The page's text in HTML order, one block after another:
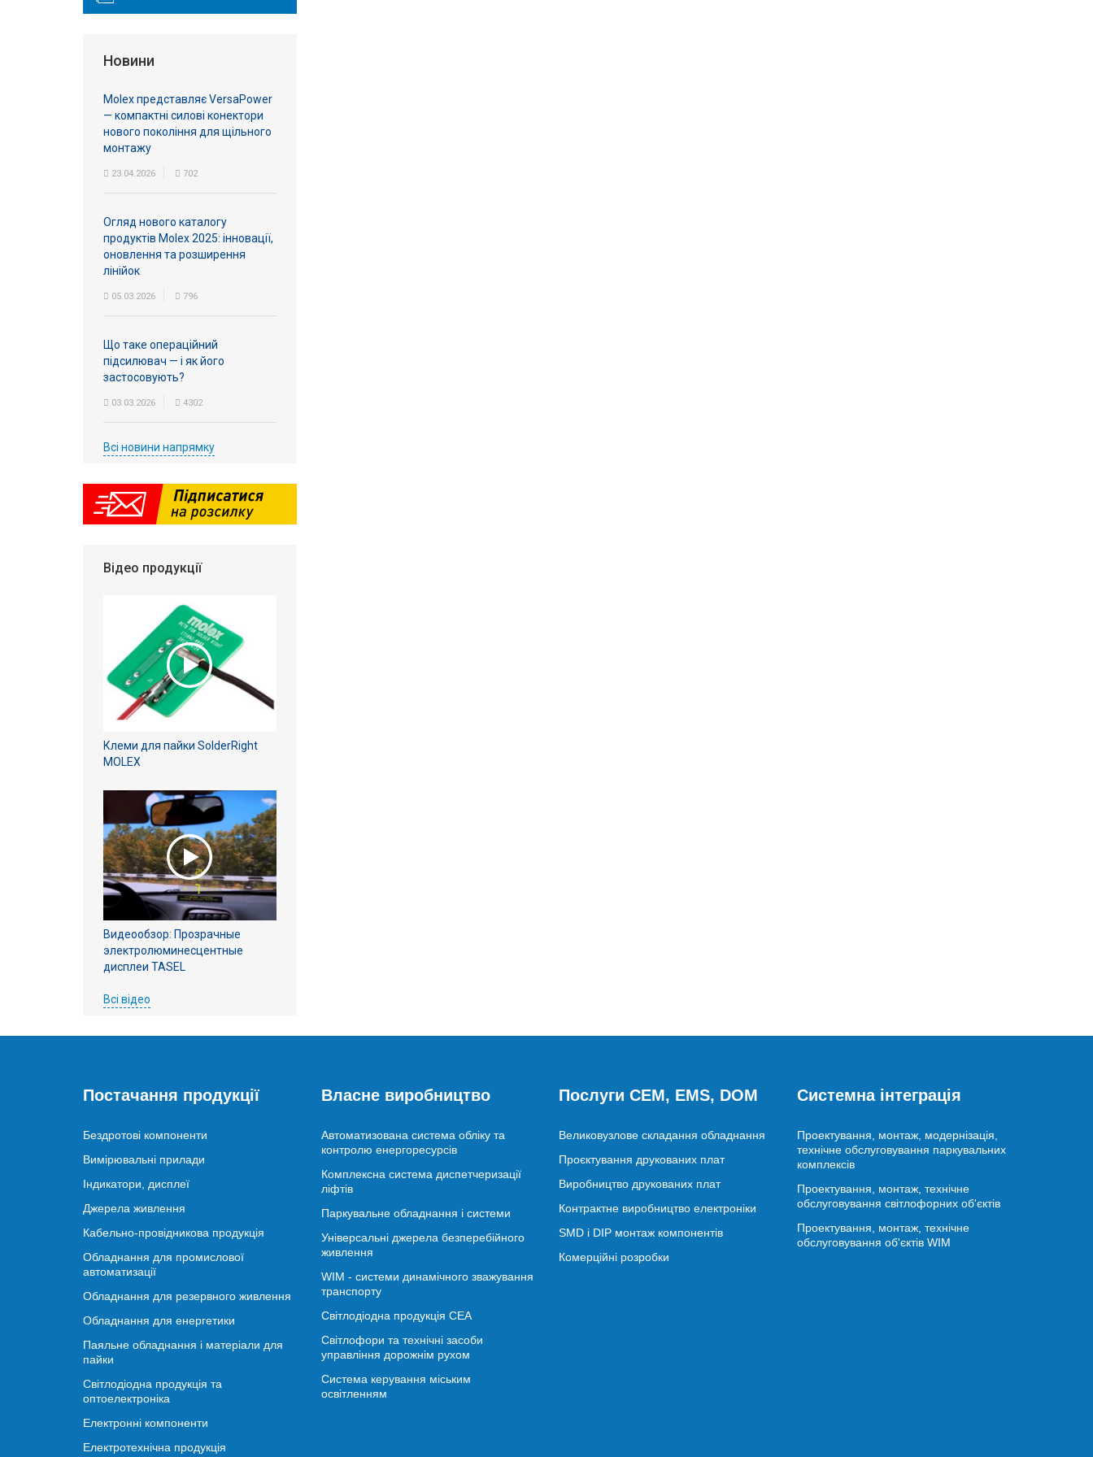
Новини
Molex представляє VersaPower
— компактні силові конектори
нового покоління для щільного
монтажу
23.04.2026 702
Огляд нового каталогу
продуктів Molex 2025: інновації,
оновлення та розширення
лінійок
05.03.2026 796
Що таке операційний
підсилювач — і як його
застосовують?
03.03.2026 4302
Всі новини напрямку
Відео продукції
Клеми для пайки SolderRight
MOLEX
Видеообзор: Прозрачные
электролюминесцентные
дисплеи TASEL
Всі відео
Постачання продукції
Бездротові компоненти
Вимірювальні прилади
Індикатори, дисплеї
Джерела живлення
Кабельно-провідникова продукція
Обладнання для промислової
автоматизації
Обладнання для резервного живлення
Обладнання для енергетики
Паяльне обладнання і матеріали для
пайки
Світлодіодна продукція та
оптоелектроніка
Електронні компоненти
Електротехнічна продукція
Власне виробництво
Автоматизована система обліку та
контролю енергоресурсів
Комплексна система диспетчеризації
ліфтів
Паркувальне обладнання і системи
Універсальні джерела безперебійного
живлення
WIM - системи динамічного зважування
транспорту
Світлодіодна продукція СЕА
Світлофори та технічні засоби
управління дорожнім рухом
Система керування міським
освітленням
Послуги CEM, EMS, DOM
Великовузлове складання обладнання
Проєктування друкованих плат
Виробництво друкованих плат
Контрактне виробництво електроніки
SMD і DIP монтаж компонентів
Комерційні розробки
Системна інтеграція
Проектування, монтаж, модернізація,
технічне обслуговування паркувальних
комплексів
Проектування, монтаж, технічне
обслуговування світлофорних об'єктів
Проектування, монтаж, технічне
обслуговування об'єктів WIM